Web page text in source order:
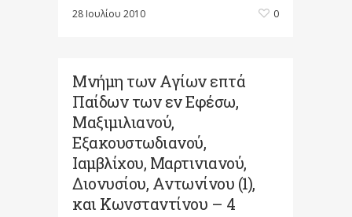
28 Ιουλίου 2010 0
Μνήμη των Aγίων επτά
Παίδων των εν Eφέσω,
Mαξιμιλιανού,
Eξακουστωδιανού,
Iαμβλίχου, Mαρτινιανού,
Διονυσίου, Aντωνίνου (1),
και Kωνσταντίνου – 4